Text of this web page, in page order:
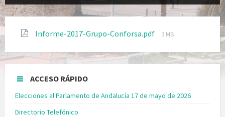
Informe-2017-Grupo-Conforsa.pdf 3 MB
ACCESO RÁPIDO
Elecciones al Parlamento de Andalucía 17 de mayo de 2026
Directorio Telefónico